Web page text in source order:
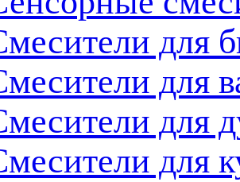
для
для
для
для